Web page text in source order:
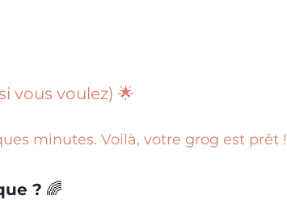
vous voulez) 🌟
minutes. Voilà, votre grog est prêt !
? 🌈